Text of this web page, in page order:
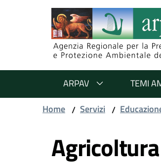
Salta al contenuto
Salta alla navigazione
Salta al footer
ARPAV TEMI
Home / Servizi /
Agricoltura